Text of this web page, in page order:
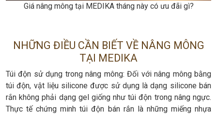
Giá nâng mông tại MEDIKA tháng này có ưu đãi gì?
NHỮNG ĐIỀU CẦN BIẾT VỀ NÂNG MÔNG
TẠI MEDIKA
Túi độn sử dụng trong nâng mông: Đối với nâng mông bằng
túi độn, vật liệu silicone được sử dụng là dạng silicone bán
rắn không phải dạng gel giống như túi độn trong nâng ngực.
Thực tế chứng minh túi độn bán rắn là những miếng nhựa